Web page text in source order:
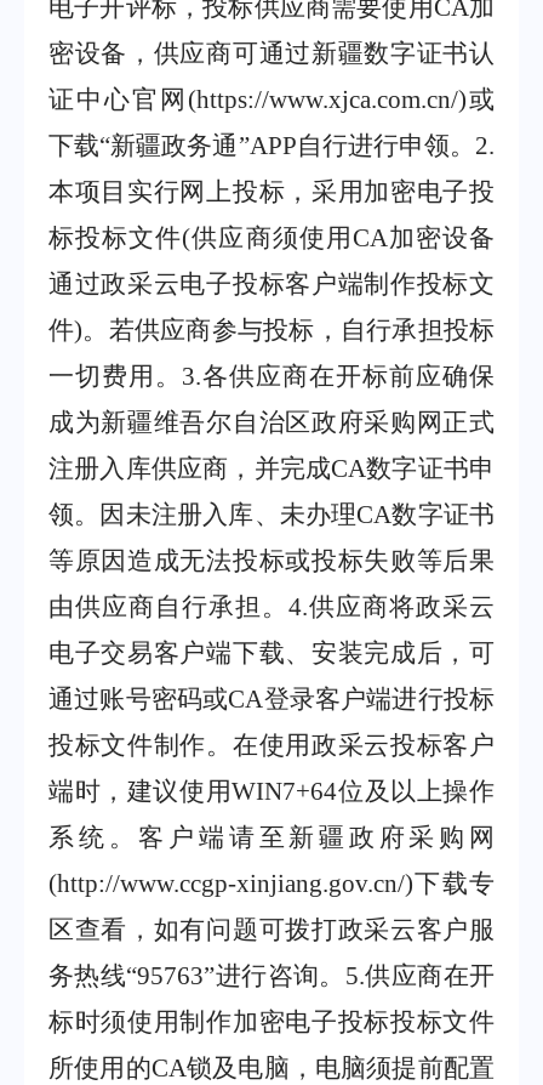
电子开评标，投标供应商需要使用CA加
密设备，供应商可通过新疆数字证书认
证中心官网 (https://www.xjca.com.cn/)或
下载“新疆政务通 ”APP自行进行申领。 2.
本项目实行网上投标，采用加密电子投
标投标文件(供应商须使用CA加密设备
通过政采云电子投标客户端制作投标文
件)。若供应商参与投标，自行承担投标
一切费用。 3.各供应商在开标前应确保
成为新疆维吾尔自治区政府采购网正式
注册入库供应商，并完成CA数字证书申
领。因未注册入库、未办理CA数字证书
等原因造成无法投标或投标失败等后果
由供应商自行承担。 4.供应商将政采云
电子交易客户端下载、安装完成后，可
通过账号密码或CA登录客户端进行投标
投标文件制作。在使用政采云投标客户
端时，建议使用WIN7+64位及以上操作
系统。客户端请至新疆政府采购网
(http://www.ccgp-xinjiang.gov.cn/)下载专
区查看，如有问题可拨打政采云客户服
务热线“95763”进行咨询。 5.供应商在开
标时须使用制作加密电子投标投标文件
所使用的CA锁及电脑，电脑须提前配置